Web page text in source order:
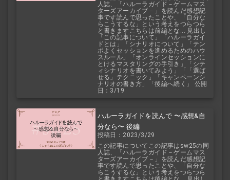
人誌、「ハルーラガイド－ゲームマス
ターズアーカイブ－」を読んだ感想記
事です読んで思ったことや、「自分な
らこうするな」という考えをつらつら
と書きますこちらは前編とな... 見出し
「この記事について」「ハルーラガイ
ドとは」「シナリオについて」「テン
ポよくセッションを進めるためのハウ
スルール」「オンラインセッションに
とけるマスタリングの手引き」「シテ
ィシナリオを書いてみよう」「「選ば
せる」テクニック」「キャンペーンシ
ナリオの書き方」「後編へ続く」 公開
日：3/19
ハルーラガイドを読んで 〜感想&自
分なら〜 後編
投稿日：2023/3/29
この記事についてこの記事はsw25の同
人誌、「ハルーラガイド－ゲームマス
ターズアーカイブ－」を読んだ感想記
事です読んで思ったことや、「自分な
らこうするな」という考えをつらつら